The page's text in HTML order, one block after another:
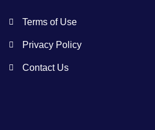
Terms of Use
Privacy Policy
Contact Us